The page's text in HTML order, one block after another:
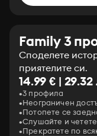
Family 3
Споделете
приятелите си.
14.99 € | 29.32
3 профила
Неограничен
Потопете се
Слушайте и
Прекратете по